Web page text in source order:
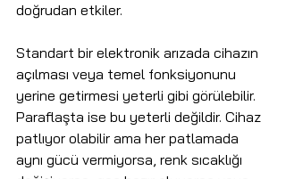
doğrudan etkiler.
Standart bir elektronik arızada cihazın
açılması veya temel fonksiyonunu
yerine getirmesi yeterli gibi görülebilir.
Paraflaşta ise bu yeterli değildir. Cihaz
patlıyor olabilir ama her patlamada
aynı gücü vermiyorsa, renk sıcaklığı